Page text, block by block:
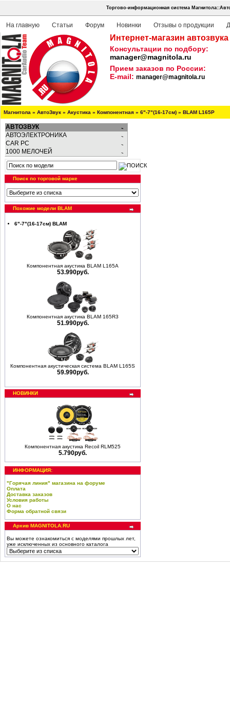
Торгово-информационная система
На главную Статьи Форум Новинки Отзывы о продукции
Интернет-магазин
Консультации по подбору:
manager@magnitola.ru
Прием заказов по России:
E-mail: manager@magnitola.ru
Магнитола » АвтоЗвук » Акустика » Компонентная » 6"-7"(16-17см) » BLAM L165P
АВТОЗВУК
АВТОЭЛЕКТРОНИКА
CAR PC
1000 МЕЛОЧЕЙ
Поиск по торговой марке
Похожие модели BLAM
6"-7"(16-17см) BLAM
Компонентная акустика BLAM L165A
53.990руб.
Компонентная акустика BLAM 165R3
51.990руб.
Компонентная акустическая система BLAM L165S
59.990руб.
НОВИНКИ
Компонентная акустика Recoil RLM525
5.790руб.
ИНФОРМАЦИЯ:
"Горячая линия" магазина на форуме
Оплата
Доставка заказов
Условия работы
О нас
Форма обратной связи
Архив MAGNITOLA.RU
Вы можете ознакомиться с моделями прошлых лет,
уже исключенных из основного каталога